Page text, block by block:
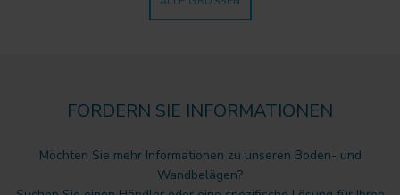
FORDERN SIE INFORMATIONEN
Möchten Sie mehr Informationen zu unseren Boden- und
Wandbelägen?